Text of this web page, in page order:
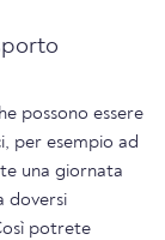
possono essere
per esempio ad
una giornata
doversi
potrete